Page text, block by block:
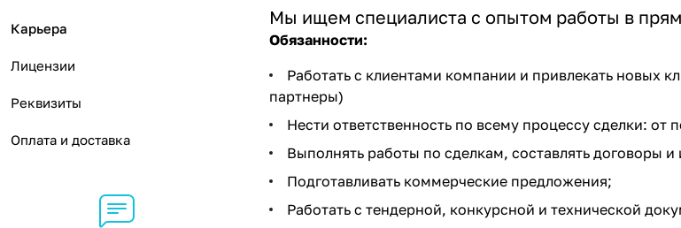
Мы ищем специалиста с опытом работы в
Обязанности:
Работать с клиентами компании и привлекать новых
партнеры)
Нести ответственность по всему процессу сделки: от
Выполнять работы по сделкам, составлять договоры и
Подготавливать коммерческие предложения;
Работать с тендерной, конкурсной и технической
Карьера
Лицензии
Реквизиты
Оплата и доставка